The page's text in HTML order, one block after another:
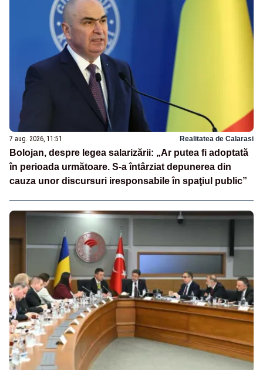
7 aug. 2026, 11:51 Realitatea de Calarasi
Bolojan, despre legea salarizării: „Ar putea fi adoptată
în perioada următoare. S-a întârziat depunerea din
cauza unor discursuri iresponsabile în spaţiul public”